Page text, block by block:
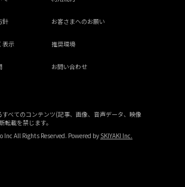
針 お客さまへのお願い
表示 推奨環境
お問い合わせ
べてのコンテンツ(記事、画像、音声データ、映像
転載を禁じます。
Inc All Rights Reserved. Powered by SKIYAKI Inc.